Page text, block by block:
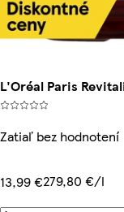
L'Oréal Paris
Zatiaľ bez hodnotení
13,99 €279,80 €/l